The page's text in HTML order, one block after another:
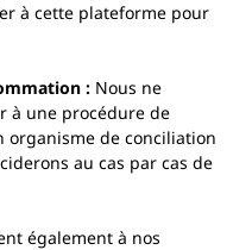
à cette plateforme pour
: Nous ne
à une procédure de
organisme de conciliation
au cas par cas de
également à nos